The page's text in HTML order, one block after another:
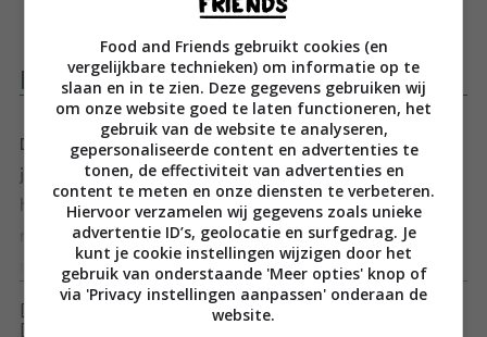
Productomschrijving
De Zoete Zusjes Saar en Janna leren kinderen vanaf 6
jaar koken in het leukste kinderkookboek boordevol
heerlijke stap-voor-staprecepten.
nHet grote Zoete Zusjes kook- en bakboek zorgt
gegarandeerd voor blije gezichten in de keuken en aan
tafel! Saar en Janna, die je kent van hun YouTube-
Toon meer
[ywfbt_form product_id="35227"]
Food and Friends gebruikt cookies (en
vergelijkbare technieken) om informatie op te
slaan en in te zien. Deze gegevens gebruiken wij
om onze website goed te laten functioneren, het
gebruik van de website te analyseren,
gepersonaliseerde content en advertenties te
tonen, de effectiviteit van advertenties en
content te meten en onze diensten te verbeteren.
Hiervoor verzamelen wij gegevens zoals unieke
advertentie ID’s, geolocatie en surfgedrag. Je
kunt je cookie instellingen wijzigen door het
gebruik van onderstaande 'Meer opties' knop of
via 'Privacy instellingen aanpassen' onderaan de
website.